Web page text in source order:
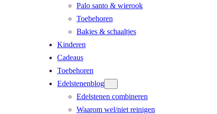
Palo santo & wierook
Toebehoren
Bakjes & schaaltjes
Kinderen
Cadeaus
Toebehoren
Edelstenenblog
Edelstenen combineren
Waarom wel/niet reinigen